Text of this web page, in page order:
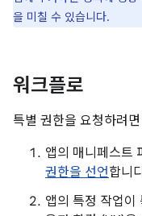
을 미칠 수 있습니다.
워크플로
특별 권한을 요청하려
앱의 매니페스트
권한을 선언합니
앱의 특정 작업이